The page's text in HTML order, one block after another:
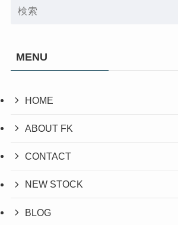
MENU
HOME
ABOUT FK
CONTACT
NEW STOCK
BLOG